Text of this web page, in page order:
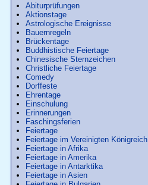
Abiturprüfungen
Aktionstage
Astrologische Ereignisse
Bauernregeln
Brückentage
Buddhistische Feiertage
Chinesische Sternzeichen
Christliche Feiertage
Comedy
Dorffeste
Ehrentage
Einschulung
Erinnerungen
Faschingsferien
Feiertage
Feiertage im Vereinigten Königreich
Feiertage in Afrika
Feiertage in Amerika
Feiertage in Antarktika
Feiertage in Asien